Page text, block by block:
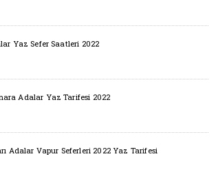
Yaz Sefer Saatleri 2022
Adalar Yaz Tarifesi 2022
Adalar Vapur Seferleri 2022 Yaz Tarifesi